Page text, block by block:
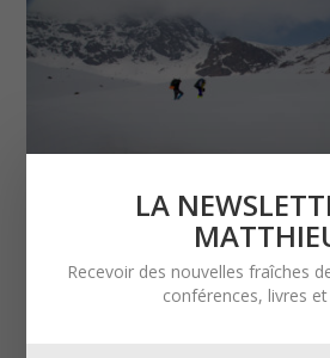
LA
Recevoir des nouvelles fraîches
conférences, livres